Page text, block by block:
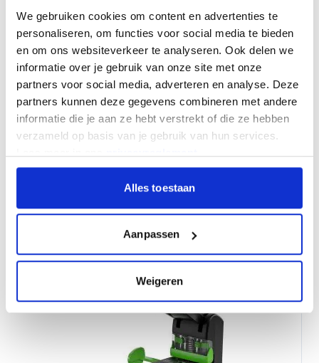
We gebruiken cookies om content en advertenties te
personaliseren, om functies voor social media te bieden
en om ons websiteverkeer te analyseren. Ook delen we
informatie over je gebruik van onze site met onze
partners voor social media, adverteren en analyse. Deze
partners kunnen deze gegevens combineren met andere
informatie die je aan ze hebt verstrekt of die ze hebben
verzameld op basis van je gebruik van hun services.
Alles toestaan
Aanpassen
Weigeren
Perforateur B220 Re+ Novus Noir
En stock